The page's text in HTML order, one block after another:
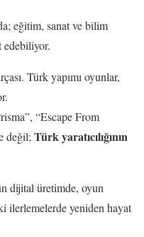
eğitim, sanat ve bilim
edebiliyor.
Türk yapımı oyunlar,
“Escape From
değil; Türk yaratıcılığının
dijital üretimde, oyun
ilerlemelerde yeniden hayat